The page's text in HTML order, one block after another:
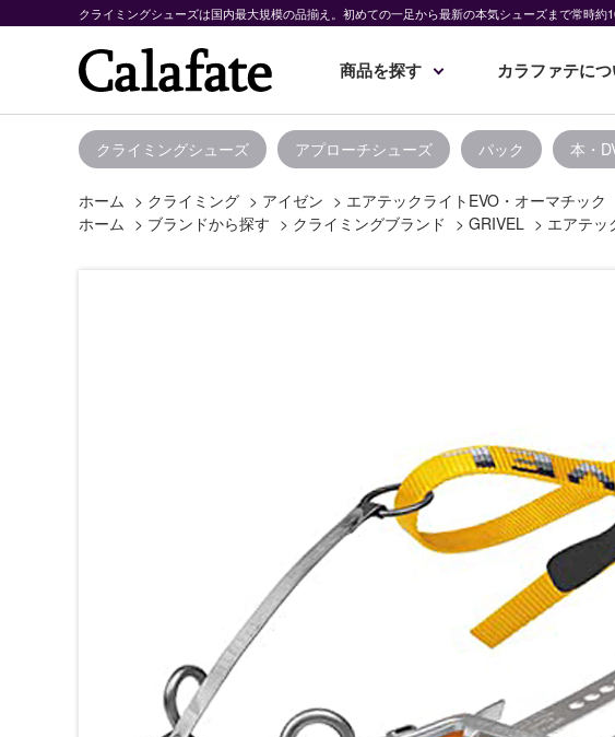
クライミングシューズは国内最大規模の品揃え。初めての一足から最新の本気シューズまで常時約
商品を探す カラファテに
クライミングシューズ アプローチシューズ パック 本・
ホーム > クライミング > アイゼン > エアテックライトEVO・オーマチック
ホーム > ブランドから探す > クライミングブランド > GRIVEL > エアテッ